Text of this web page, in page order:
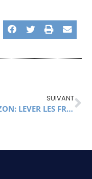
SUIVANT
HORIZON: LEVER LES FREINS À L’INSERTION